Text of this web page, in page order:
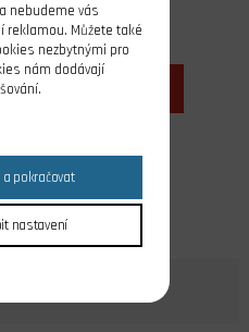
ks
nebudeme vás
reklamou. Můžete také
nezbytnými pro
nám dodávají
pokračovat
nastavení